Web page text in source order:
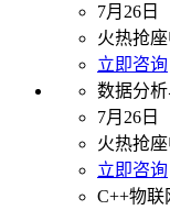
7月26日
火热抢
立即咨询
数据分
7月26日
火热抢
立即咨询
C++物联